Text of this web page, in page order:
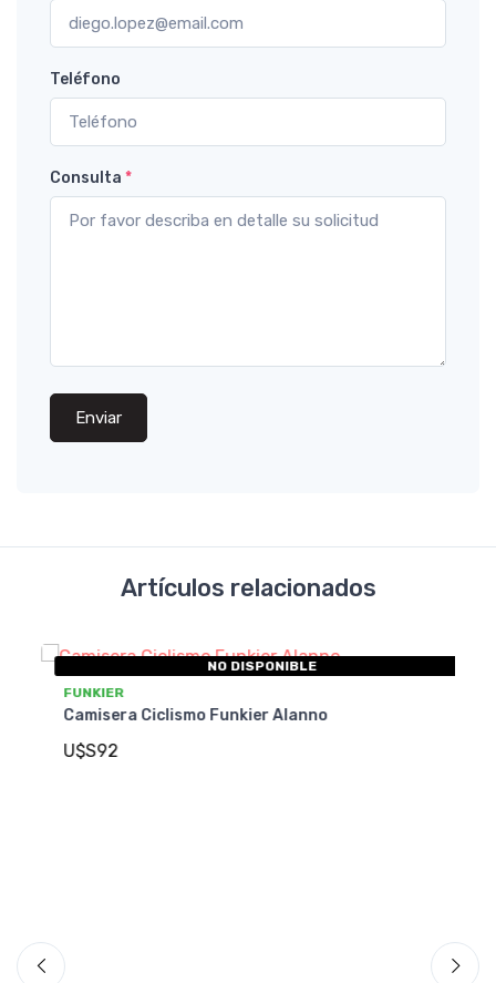
Teléfono
Consulta *
Enviar
Artículos relacionados
NO DISPONIBLE
FUNKIER
Camisera Ciclismo Funkier Alanno
U$S92